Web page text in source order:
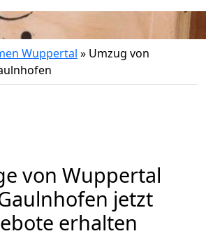
Wuppertal » Umzug von
von Wuppertal
jetzt
erhalten